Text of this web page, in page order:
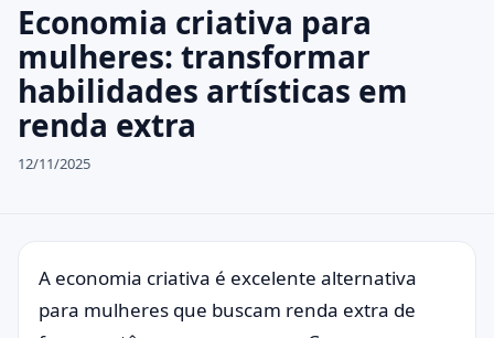
Empréstimo
Buscar por:
Pressione Enter para buscar ou ESC para fechar.
Economia criativa para
mulheres: transformar
habilidades artísticas em
renda extra
12/11/2025
A economia criativa é excelente alternativa
para mulheres que buscam renda extra de